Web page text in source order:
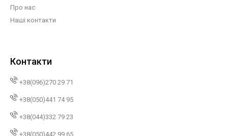
Про нас
Наші контакти
Контакти
+38(096)270 29 71
+38(050)441 74 95
+38(044)332 79 23
+38(050)442 99 65